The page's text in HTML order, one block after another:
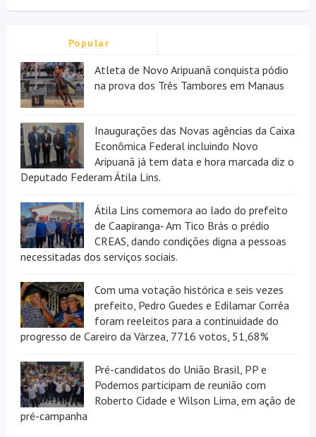
Popular
Atleta de Novo Aripuanã conquista pódio
na prova dos Três Tambores em Manaus
Inaugurações das Novas agências da Caixa
Econômica Federal incluindo Novo
Aripuanã já tem data e hora marcada diz o
Deputado Federam Átila Lins.
Átila Lins comemora ao lado do prefeito
de Caapiranga- Am Tico Brás o prédio
CREAS, dando condições digna a pessoas
necessitadas dos serviços sociais.
Com uma votação histórica e seis vezes
prefeito, Pedro Guedes e Edilamar Corrêa
foram reeleitos para a continuidade do
progresso de Careiro da Várzea, 7716 votos, 51,68%
Pré-candidatos do União Brasil, PP e
Podemos participam de reunião com
Roberto Cidade e Wilson Lima, em ação de
pré-campanha